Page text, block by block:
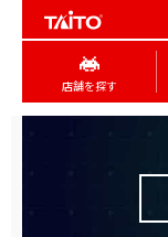
店舗を探す